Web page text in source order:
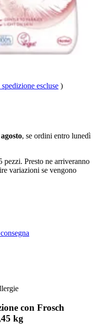
spedizione escluse )
, se ordini entro lunedì
pezzi. Presto ne arriveranno
variazioni se vengono
con Frosch
kg